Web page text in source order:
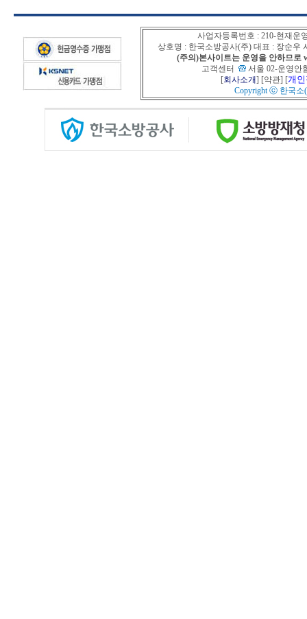
사업자등록번호 : 210-현재운
상호명 : 한국소방공사(주) 대표 : 장순우
(주의)본사이트는 운영을 안하므로
고객센터
서울 02-운영안
[회사소개] [약관] [개
Copyright ⓒ 한국소